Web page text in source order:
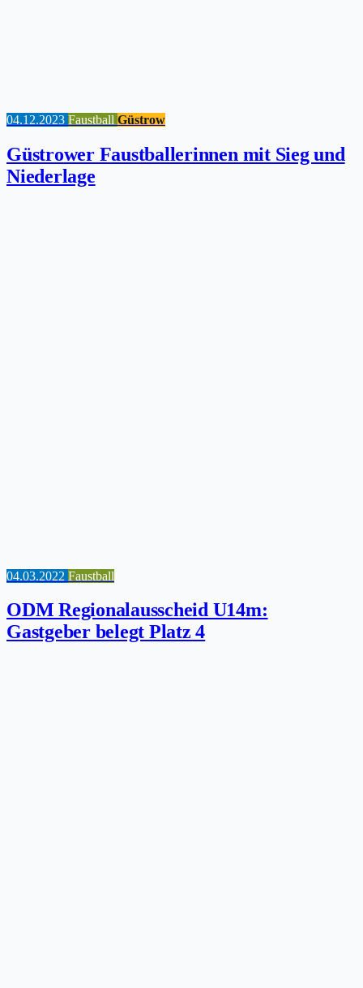
04.12.2023 Faustball Güstrow
Güstrower Faustballerinnen mit Sieg und
Niederlage
04.03.2022 Faustball
ODM Regionalausscheid U14m:
Gastgeber belegt Platz 4